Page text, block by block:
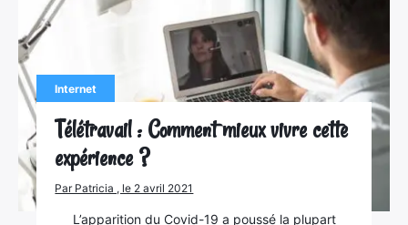
Internet
Télétravail : Comment mieux vivre cette
expérience ?
Par Patricia , le 2 avril 2021
L’apparition du Covid-19 a poussé la plupart